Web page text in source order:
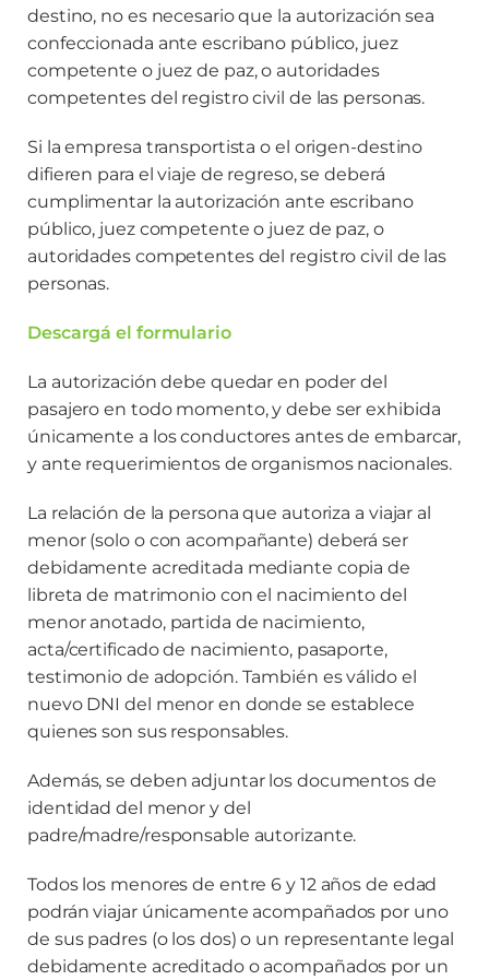
destino, no es necesario que la autorización sea
confeccionada ante escribano público, juez
competente o juez de paz, o autoridades
competentes del registro civil de las personas.
Si la empresa transportista o el origen-destino
difieren para el viaje de regreso, se deberá
cumplimentar la autorización ante escribano
público, juez competente o juez de paz, o
autoridades competentes del registro civil de las
personas.
Descargá el formulario
La autorización debe quedar en poder del
pasajero en todo momento, y debe ser exhibida
únicamente a los conductores antes de embarcar,
y ante requerimientos de organismos nacionales.
La relación de la persona que autoriza a viajar al
menor (solo o con acompañante) deberá ser
debidamente acreditada mediante copia de
libreta de matrimonio con el nacimiento del
menor anotado, partida de nacimiento,
acta/certificado de nacimiento, pasaporte,
testimonio de adopción. También es válido el
nuevo DNI del menor en donde se establece
quienes son sus responsables.
Además, se deben adjuntar los documentos de
identidad del menor y del
padre/madre/responsable autorizante.
Todos los menores de entre 6 y 12 años de edad
podrán viajar únicamente acompañados por uno
de sus padres (o los dos) o un representante legal
debidamente acreditado o acompañados por un